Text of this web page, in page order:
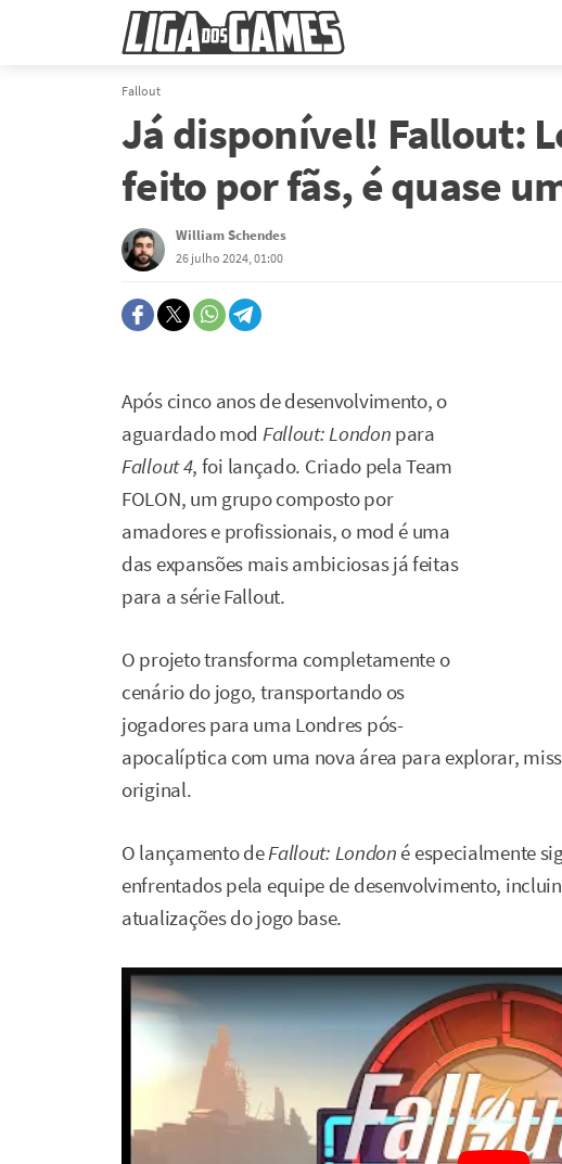
Fallout
Já disponível! Fallout:
feito por fãs, é quase
William Schendes
26 julho 2024, 01:00
Após cinco anos de desenvolvimento, o
aguardado mod Fallout: London para
Fallout 4, foi lançado. Criado pela Team
FOLON, um grupo composto por
amadores e profissionais, o mod é uma
das expansões mais ambiciosas já feitas
para a série Fallout.
O projeto transforma completamente o
cenário do jogo, transportando os
jogadores para uma Londres pós-
apocalíptica com uma nova área para explorar,
original.
O lançamento deFallout: London é especialmente
enfrentados pela equipe de desenvolvimento,
atualizações do jogo base.